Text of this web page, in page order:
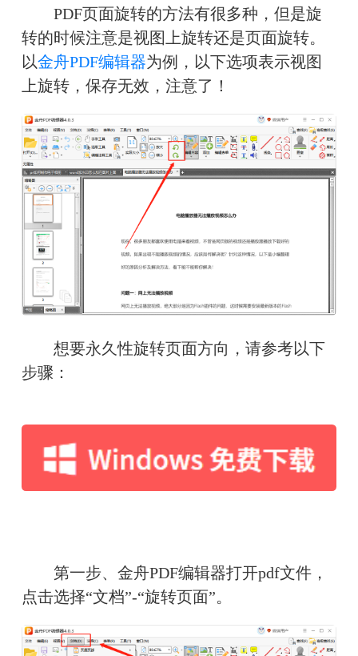
PDF页面旋转的方法有很多种，但是旋
转的时候注意是视图上旋转还是页面旋转。
以金舟PDF编辑器为例，以下选项表示视图
上旋转，保存无效，注意了！
想要永久性旋转页面方向，请参考以下
步骤：
第一步、金舟PDF编辑器打开pdf文件，
点击选择“文档”-“旋转页面”。